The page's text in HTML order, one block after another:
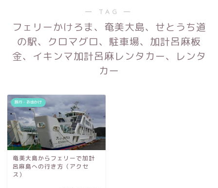
― TAG ―
フェリーかけろま、奄美大島、せとうち道
の駅、クロマグロ、駐車場、加計呂麻板
金、イキンマ加計呂麻レンタカー、レンタ
カー
旅行・お出かけ
奄美大島からフェリーで加計
呂麻島への行き方（アクセ
ス）